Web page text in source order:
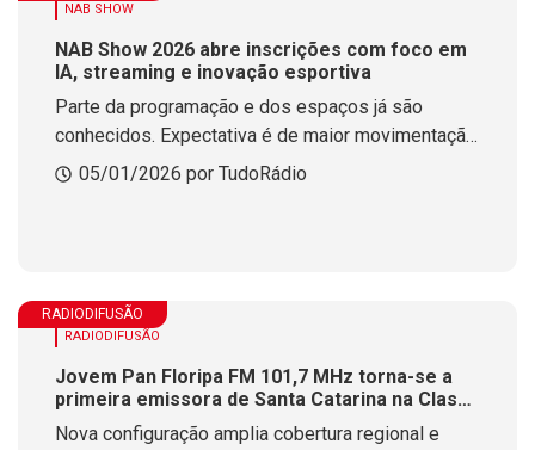
NAB SHOW
NAB Show 2026 abre inscrições com foco em
IA, streaming e inovação esportiva
Parte da programação e dos espaços já são
conhecidos. Expectativa é de maior movimentação
em 2026 do que foi visto em 2025
05/01/2026 por TudoRádio
RADIODIFUSÃO
RADIODIFUSÃO
Jovem Pan Floripa FM 101,7 MHz torna-se a
primeira emissora de Santa Catarina na Classe
Especial E1
Nova configuração amplia cobertura regional e